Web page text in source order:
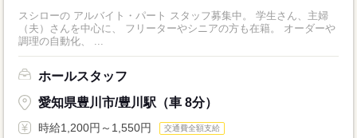
スシローの アルバイト・パート スタッフ募集中。 学生さん、主婦
（夫）さんを中心に、 フリーターやシニアの方も在籍。 オーダーや
調理の自動化、 ...
ホールスタッフ
愛知県豊川市/豊川駅（車 8分）
時給1,200円～1,550円 交通費全額支給